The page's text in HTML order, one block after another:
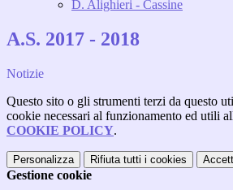
D. Alighieri - Cassine
A.S. 2017 - 2018
Notizie
Questo sito o gli strumenti terzi da questo
cookie necessari al funzionamento ed utili
COOKIE POLICY.
Personalizza Rifiuta tutti i cookies
Gestione cookie